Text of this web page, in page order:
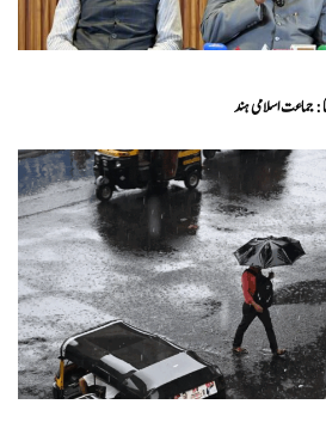
: جماعت اسلامی ہند